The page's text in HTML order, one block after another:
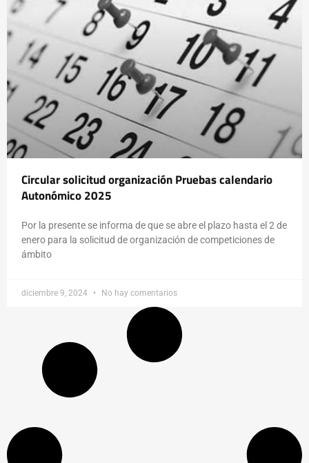
Circular solicitud organización Pruebas calendario
Autonómico 2025
Por la presente se informa de que se abre el plazo hasta el 2 de
enero para la solicitud de organización de competiciones de
ámbito
diciembre 9, 2024 No hay comentarios